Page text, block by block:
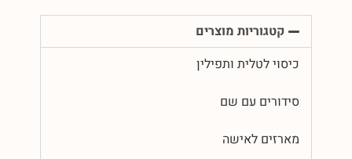
קטגוריות מוצרים
כיסוי לטלית ותפילין
סידורים עם שם
מארזים לאישה